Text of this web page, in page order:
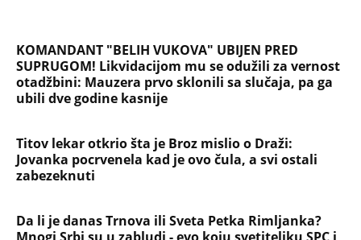
KOMANDANT "BELIH VUKOVA" UBIJEN PRED
SUPRUGOM! Likvidacijom mu se odužili za vernost
otadžbini: Mauzera prvo sklonili sa slučaja, pa ga
ubili dve godine kasnije
Titov lekar otkrio šta je Broz mislio o Draži:
Jovanka pocrvenela kad je ovo čula, a svi ostali
zabezeknuti
Da li je danas Trnova ili Sveta Petka Rimljanka?